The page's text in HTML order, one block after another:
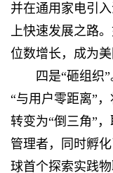
并在通用家电引
上快速发展之路
位数增长，成为美
四是“砸组织
“与用户零距离”
转变为“倒三角”
管理者，同时孵
球首个探索实践